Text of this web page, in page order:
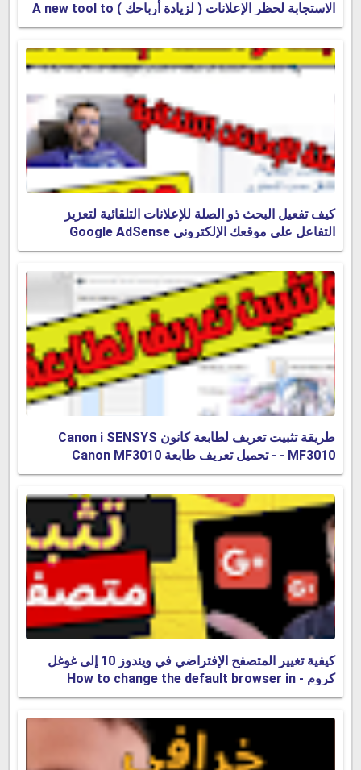
الاستجابة لحظر الإعلانات ( لزيادة أرباحك ) A new tool to
increase Google AdSense profits 2023 |
كيف تفعيل البحث ذو الصلة للإعلانات التلقائية لتعزيز
التفاعل على موقعك الإلكتروني Google AdSense
طريقة تثبيت تعريف لطابعة كانون Canon i SENSYS
MF3010 - - تحميل تعريف طابعة Canon MF3010
windows 10
كيفية تغيير المتصفح الإفتراضي في ويندوز 10 إلى غوغل
كروم - How to change the default browser in
Windows